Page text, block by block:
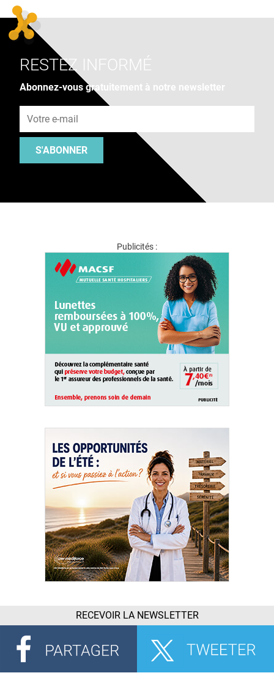
RESTEZ INFORMÉ
Abonnez-vous gratuitement à notre newsletter
S'ABONNER
Publicités :
RECEVOIR LA NEWSLETTER